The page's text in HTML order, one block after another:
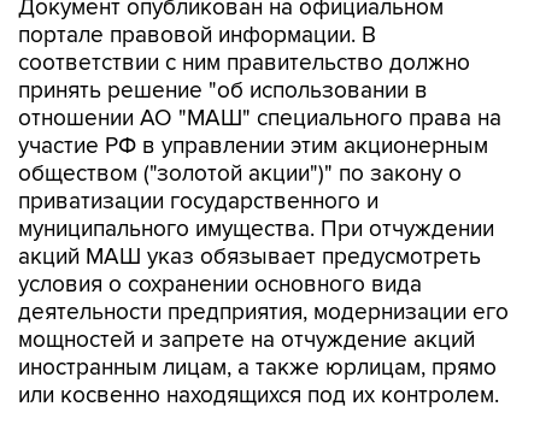
Документ опубликован на официальном
портале правовой информации. В
соответствии с ним правительство должно
принять решение "об использовании в
отношении АО "МАШ" специального права на
участие РФ в управлении этим акционерным
обществом ("золотой акции")" по закону о
приватизации государственного и
муниципального имущества. При отчуждении
акций МАШ указ обязывает предусмотреть
условия о сохранении основного вида
деятельности предприятия, модернизации его
мощностей и запрете на отчуждение акций
иностранным лицам, а также юрлицам, прямо
или косвенно находящихся под их контролем.